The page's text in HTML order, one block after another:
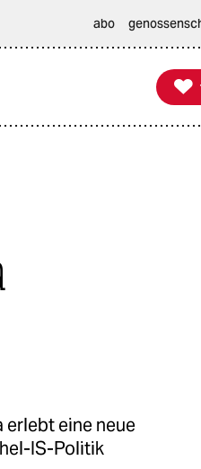
abo

taz
erlebt eine neue
IS-Politik